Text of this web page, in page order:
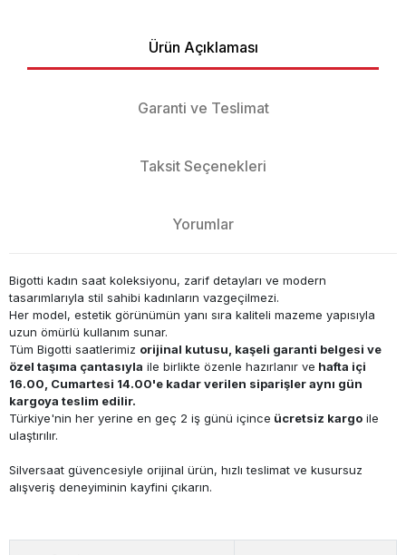
Ürün Açıklaması
Garanti ve Teslimat
Taksit Seçenekleri
Yorumlar
Bigotti kadın saat koleksiyonu, zarif detayları ve modern
tasarımlarıyla stil sahibi kadınların vazgeçilmezi.
Her model, estetik görünümün yanı sıra kaliteli mazeme yapısıyla
uzun ömürlü kullanım sunar.
Tüm Bigotti saatlerimiz orijinal kutusu, kaşeli garanti belgesi ve
özel taşıma çantasıyla ile birlikte özenle hazırlanır ve hafta içi
16.00, Cumartesi 14.00'e kadar verilen siparişler aynı gün
kargoya teslim edilir.
Türkiye'nin her yerine en geç 2 iş günü içince ücretsiz kargo ile
ulaştırılır.
Silversaat güvencesiyle orijinal ürün, hızlı teslimat ve kusursuz
alışveriş deneyiminin kayfini çıkarın.